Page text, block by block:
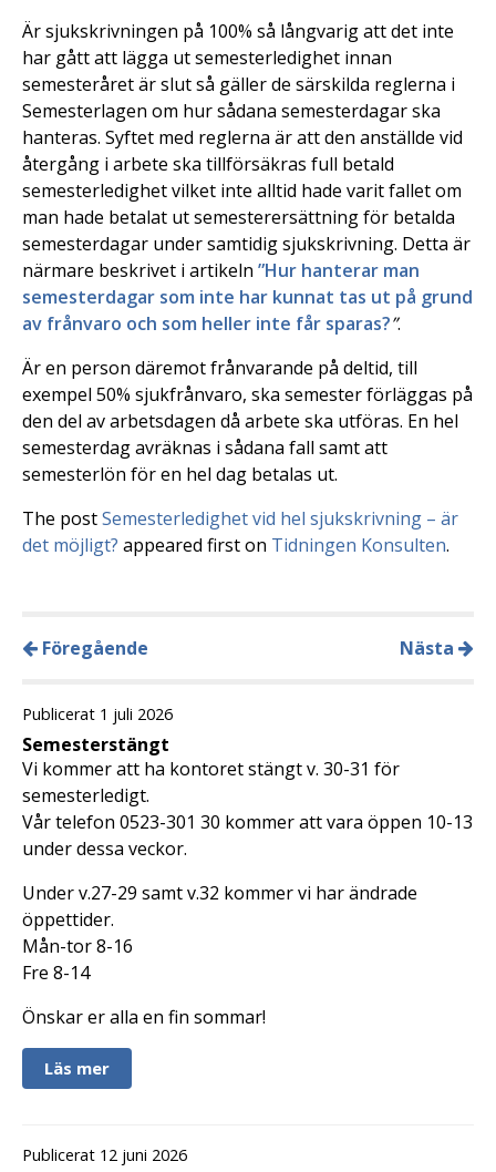
Är sjukskrivningen på 100% så långvarig att det inte
har gått att lägga ut semesterledighet innan
semesteråret är slut så gäller de särskilda reglerna i
Semesterlagen om hur sådana semesterdagar ska
hanteras. Syftet med reglerna är att den anställde vid
återgång i arbete ska tillförsäkras full betald
semesterledighet vilket inte alltid hade varit fallet om
man hade betalat ut semesterersättning för betalda
semesterdagar under samtidig sjukskrivning. Detta är
närmare beskrivet i artikeln ”Hur hanterar man
semesterdagar som inte har kunnat tas ut på grund
av frånvaro och som heller inte får sparas?”.
Är en person däremot frånvarande på deltid, till
exempel 50% sjukfrånvaro, ska semester förläggas på
den del av arbetsdagen då arbete ska utföras. En hel
semesterdag avräknas i sådana fall samt att
semesterlön för en hel dag betalas ut.
The postSemesterledighet vid hel sjukskrivning – är
det möjligt? appeared first on Tidningen Konsulten.
Föregående Nästa
Publicerat 1 juli 2026
Semesterstängt
Vi kommer att ha kontoret stängt v. 30-31 för
semesterledigt.
Vår telefon 0523-301 30 kommer att vara öppen 10-13
under dessa veckor.
Under v.27-29 samt v.32 kommer vi har ändrade
öppettider.
Mån-tor 8-16
Fre 8-14
Önskar er alla en fin sommar!
Läs mer
Publicerat 12 juni 2026